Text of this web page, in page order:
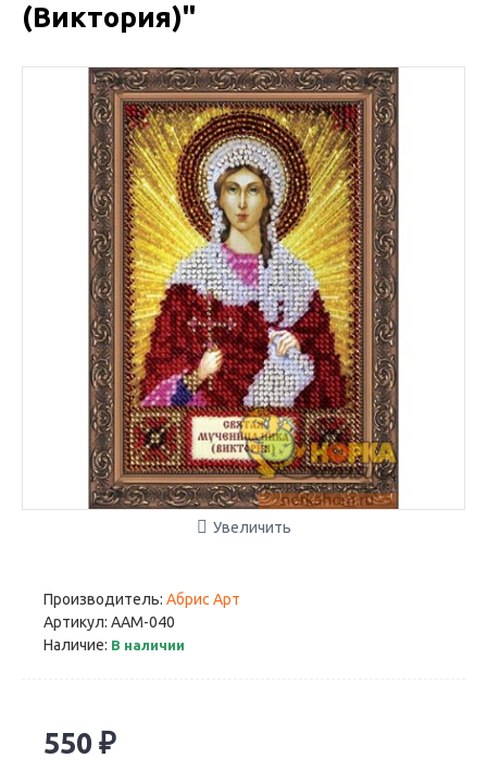
(Виктория)"
Увеличить
Производитель: Абрис Арт
Артикул: AAM-040
Наличие: В наличии
550 ₽